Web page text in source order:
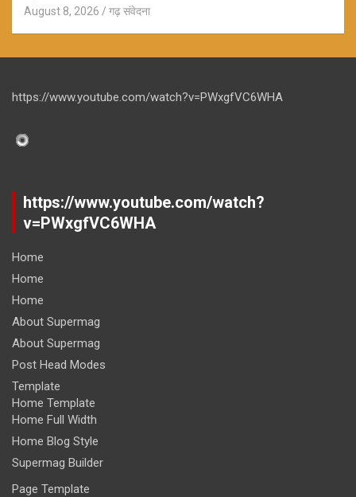
August 8, 2026 गढ़ संवेदना
https://www.youtube.com/watch?v=PWxgfVC6WHA
https://www.youtube.com/watch?
v=PWxgfVC6WHA
Home
Home
Home
About Supermag
About Supermag
Post Head Modes
Template
Home Template
Home Full Width
Home Blog Style
Supermag Builder
Page Template